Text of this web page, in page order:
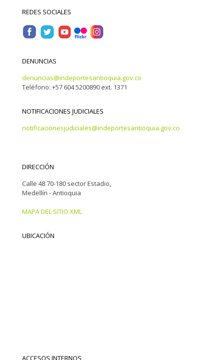
REDES SOCIALES
DENUNCIAS
denuncias@indeportesantioquia.gov.co
Teléfono: +57 604 5200890 ext. 1371
NOTIFICACIONES JUDICIALES
notificacionesjudiciales@indeportesantioquia.gov.co
DIRECCIÓN
Calle 48 70-180 sector Estadio,
Medellín - Antioquia
MAPA DEL SITIO XML
UBICACIÓN
ACCESOS INTERNOS